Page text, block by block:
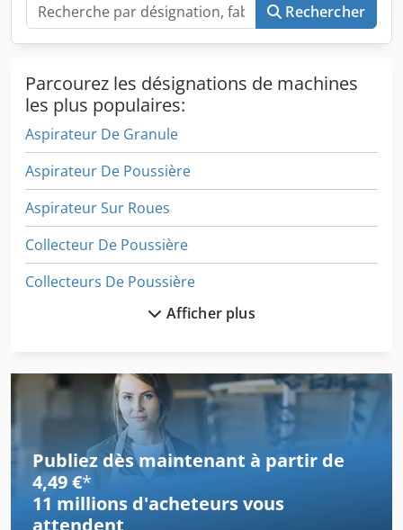
d'inspection pour le remplacement du filtre • Chaque filtre
possède sa propre électrovanne
Rechercher
Parcourez les désignations de machines
les plus populaires:
Aspirateur De Granule
Aspirateur De Poussière
Aspirateur Sur Roues
Collecteur De Poussière
Collecteurs De Poussière
Dispositif De Filtration
Epurateur D Huile
Excavateurs De Roue
Extracteur De Poussière
Filtre À Air
Afficher plus
Publiez dès maintenant à partir de
4,49 €*
11 millions d'acheteursvous